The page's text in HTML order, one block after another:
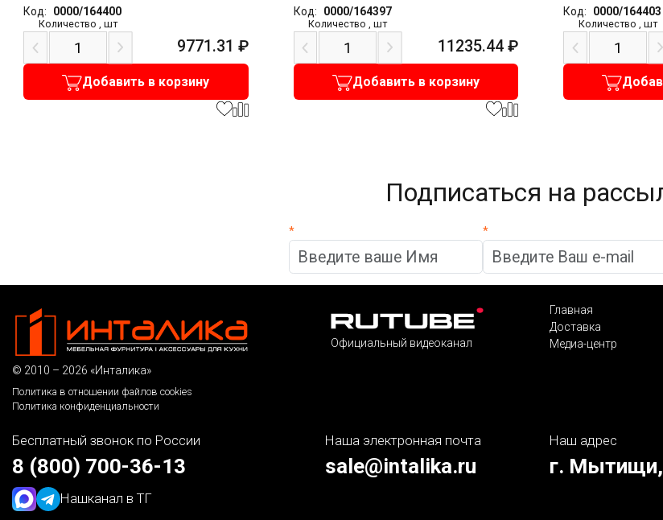
Код:
0000/164400
Количество , шт
9771.31 ₽
Добавить в корзину
Код:
0000/164397
Количество ,шт
11235.44 ₽
Добавить в корзину
Код:
0000/164403
Количество , шт
Подписаться на
* *
© 2010 – 2026 «Инталика»
Политика в отношении файлов cookies
Политика конфиденциальности
Официальный видеоканал
Главная
Доставка
Медиа-центр
Бесплатный звонок по России
8 (800) 700-36-13
Нашканал в ТГ
Наша электронная почта
sale@intalika.ru
Наш адрес
г. Мытищи,